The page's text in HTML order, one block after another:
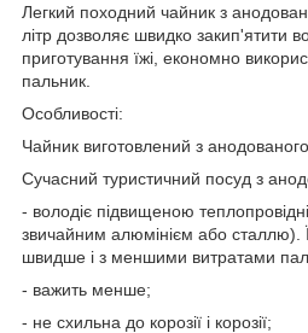
Легкий походний чайник з
літр дозволяє швидко закип'ятити
приготування їжі, економно
пальник.
Особливості:
Чайник виготовлений з
Сучасний туристичний посуд з
- володіє підвищеною
звичайним алюмінієм або сталлю).
швидше і з меншими витратами
- важить менше;
- не схильна до корозії і корозії;